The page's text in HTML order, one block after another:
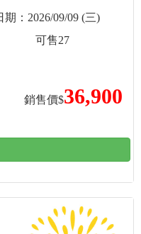
2026/09/09 (三)
銷售價$36,900
可售27